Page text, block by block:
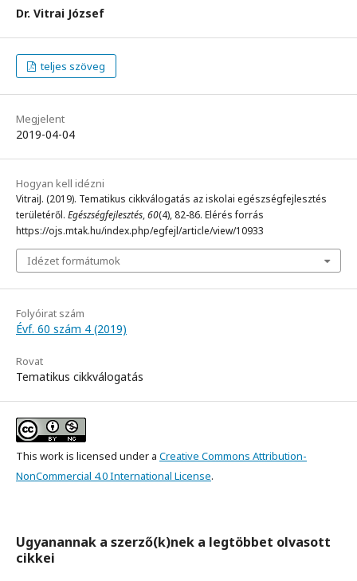
Dr. Vitrai József
teljes szöveg
Megjelent
2019-04-04
Hogyan kell idézni
VitraiJ. (2019). Tematikus cikkválogatás az iskolai egészségfejlesztés
területéről. Egészségfejlesztés,60(4), 82-86. Elérés forrás
https://ojs.mtak.hu/index.php/egfejl/article/view/10933
Idézet formátumok
Folyóirat szám
Évf. 60 szám 4 (2019)
Rovat
Tematikus cikkválogatás
This work is licensed under a Creative Commons Attribution-
NonCommercial 4.0 International License.
Ugyanannak a szerző(k)nek a legtöbbet olvasott
cikkei